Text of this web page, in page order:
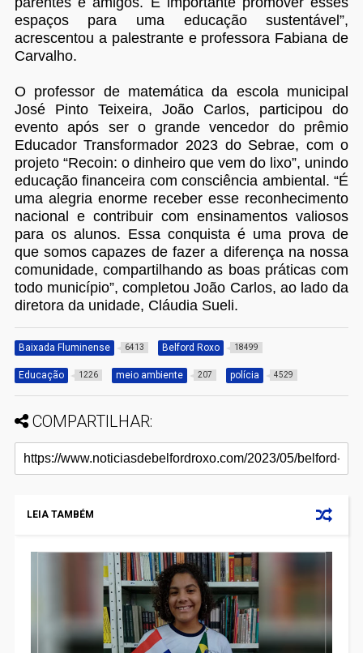
espaços para uma educação sustentável”,
acrescentou a palestrante e professora Fabiana de
Carvalho.
O professor de matemática da escola municipal
José Pinto Teixeira, João Carlos, participou do
evento após ser o grande vencedor do prêmio
Educador Transformador 2023 do Sebrae, com o
projeto “Recoin: o dinheiro que vem do lixo”, unindo
educação financeira com consciência ambiental. “É
uma alegria enorme receber esse reconhecimento
nacional e contribuir com ensinamentos valiosos
para os alunos. Essa conquista é uma prova de
que somos capazes de fazer a diferença na nossa
comunidade, compartilhando as boas práticas com
todo município”, completou João Carlos, ao lado da
diretora da unidade, Cláudia Sueli.
Baixada Fluminense 6413 Belford Roxo 18499
Educação 1226 meio ambiente 207 polícia 4529
COMPARTILHAR:
LEIA TAMBÉM